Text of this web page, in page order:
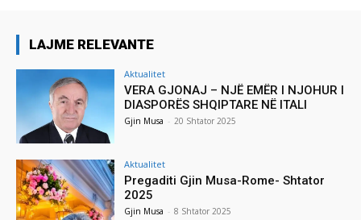
LAJME RELEVANTE
Aktualitet
VERA GJONAJ – NJË EMËR I NJOHUR I
DIASPORËS SHQIPTARE NË ITALI
Gjin Musa - 20 Shtator 2025
Aktualitet
Pregaditi Gjin Musa-Rome- Shtator
2025
Gjin Musa - 8 Shtator 2025